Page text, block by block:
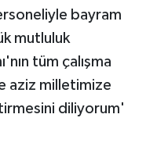
bayram
mutluluk
tüm çalışma
aziz milletimize
diliyorum'